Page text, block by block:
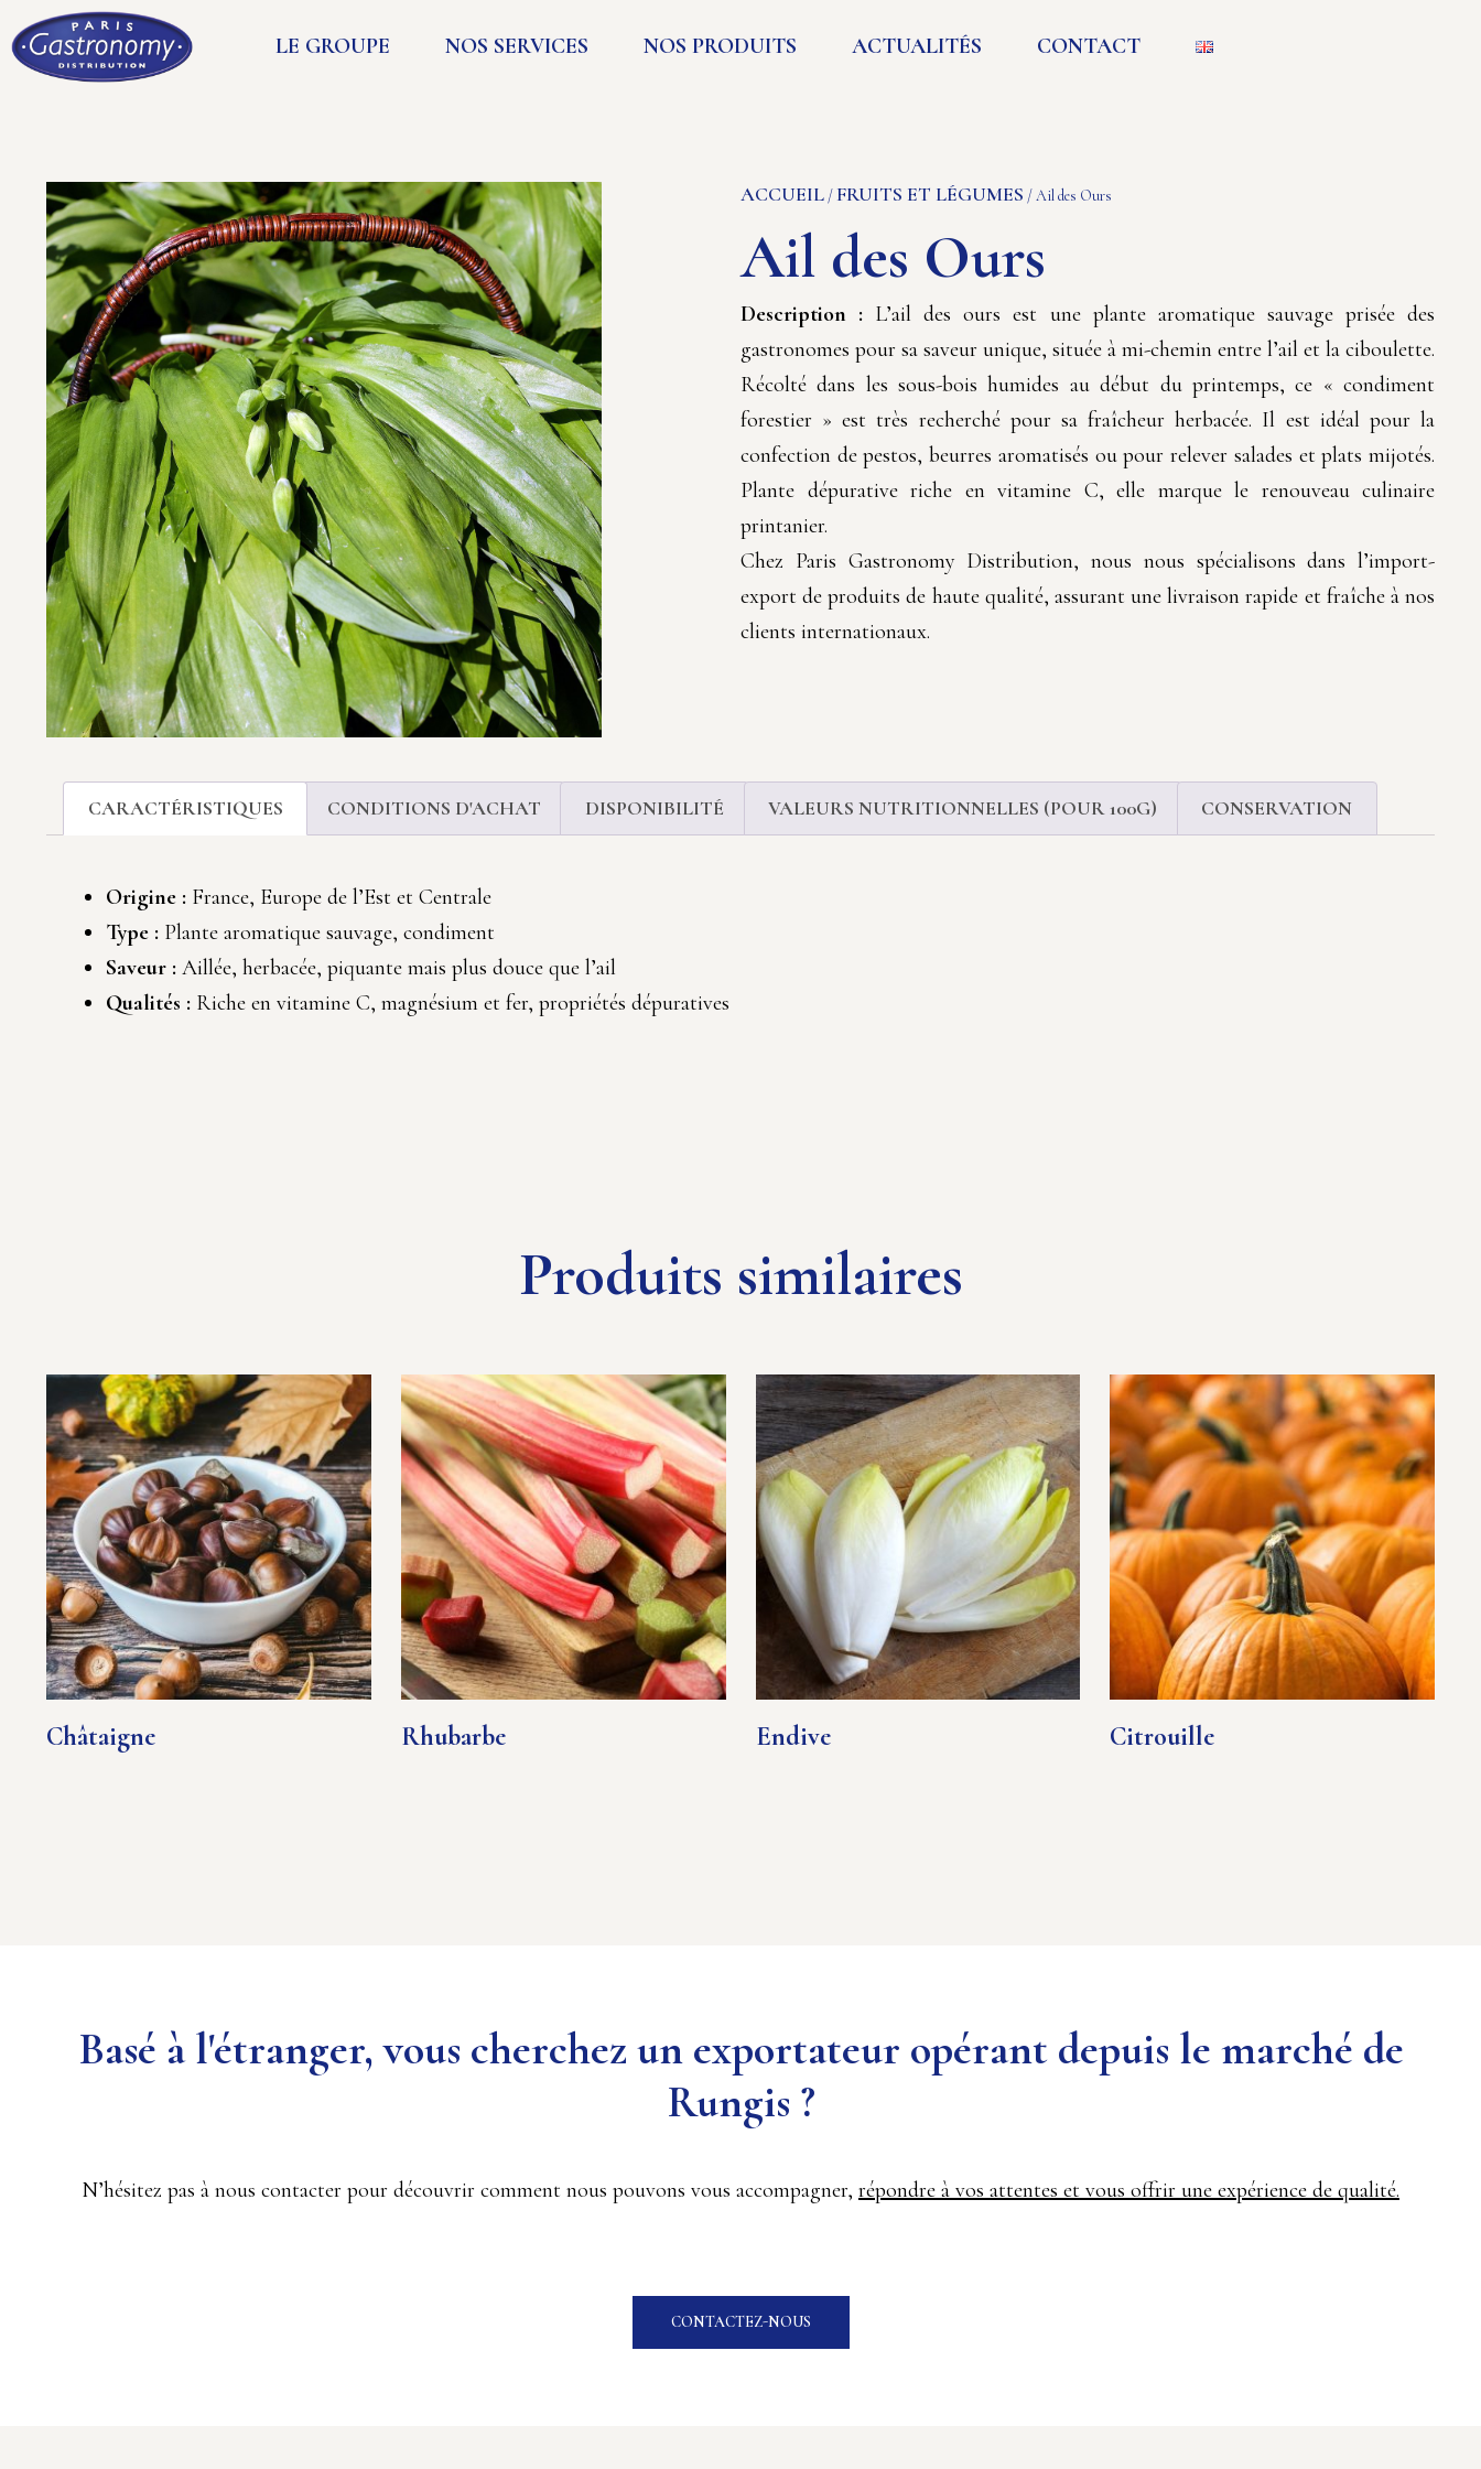
LE GROUPE NOS SERVICES NOS PRODUITS ACTUALITÉS CONTACT
ACCUEIL / FRUITS ET LÉGUMES / Ail des Ours
Ail des Ours
Description : L’ail des ours est une plante aromatique sauvage prisée des
gastronomes pour sa saveur unique, située à mi-chemin entre l’ail et la ciboulette.
Récolté dans les sous-bois humides au début du printemps, ce « condiment
forestier » est très recherché pour sa fraîcheur herbacée. Il est idéal pour la
confection de pestos, beurres aromatisés ou pour relever salades et plats mijotés.
Plante dépurative riche en vitamine C, elle marque le renouveau culinaire
printanier.
Chez Paris Gastronomy Distribution, nous nous spécialisons dans l’import-
export de produits de haute qualité, assurant une livraison rapide et fraîche à nos
clients internationaux.
CARACTÉRISTIQUES CONDITIONS D'ACHAT DISPONIBILITÉ VALEURS NUTRITIONNELLES (POUR 100G) CONSERVATION
Origine : France, Europe de l’Est et Centrale
Type : Plante aromatique sauvage, condiment
Saveur : Aillée, herbacée, piquante mais plus douce que l’ail
Qualités : Riche en vitamine C, magnésium et fer, propriétés dépuratives
Produits similaires
Châtaigne Rhubarbe Endive Citrouille
Basé à l'étranger, vous cherchez un exportateur opérant depuis le marché de
Rungis ?
N’hésitez pas à nous contacter pour découvrir comment nous pouvons vous accompagner, répondre à vos attentes et vous offrir une expérience de qualité.
CONTACTEZ-NOUS